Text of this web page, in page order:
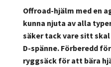
Offroad-hjälm med en
kunna njuta av alla
säker tack vare sitt
D-spänne. Förberedd
ryggsäck för att bära